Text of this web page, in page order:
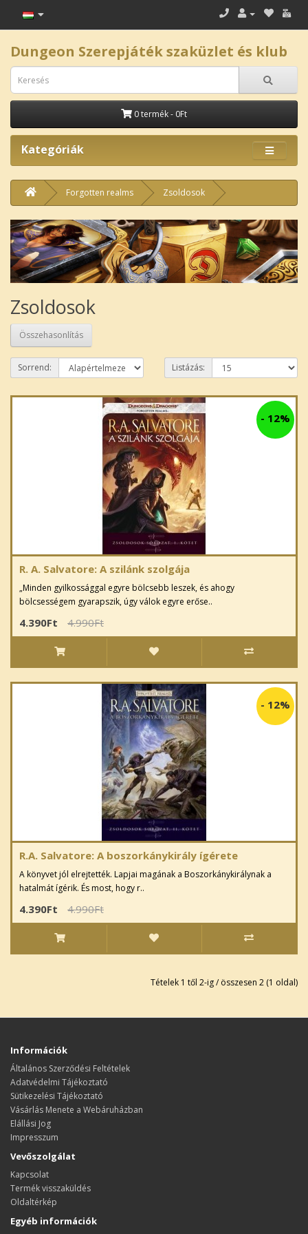
Dungeon Szerepjáték szaküzlet és klub
0 termék - 0Ft
Kategóriák
Forgotten realms Zsoldosok
Zsoldosok
Összehasonlítás
Sorrend: Listázás:
- 12%
R. A. Salvatore: A szilánk szolgája
„Minden gyilkossággal egyre bölcsebb leszek, és ahogy
bölcsességem gyarapszik, úgy válok egyre erőse..
4.390Ft 4.990Ft
- 12%
R.A. Salvatore: A boszorkánykirály ígérete
A könyvet jól elrejtették. Lapjai magának a Boszorkánykirálynak a
hatalmát ígérik. És most, hogy r..
4.390Ft 4.990Ft
Tételek 1 től 2-ig / összesen 2 (1 oldal)
Információk
Általános Szerződési Feltételek
Adatvédelmi Tájékoztató
Sütikezelési Tájékoztató
Vásárlás Menete a Webáruházban
Elállási Jog
Impresszum
Vevőszolgálat
Kapcsolat
Termék visszaküldés
Oldaltérkép
Egyéb információk